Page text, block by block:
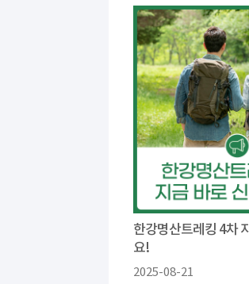
한강명산트레킹 4차
요!
2025-08-21